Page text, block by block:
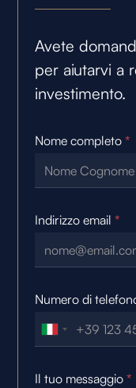
Avete
per aiutarvi a
investimento.
Nome completo *
Indirizzo email *
Numero di
Il tuo messaggio *